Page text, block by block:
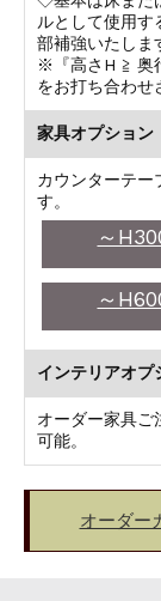
ルとして使用す
部補強いたしま
※『高さH ≧ 奥
をお打ち合わせ
家具オプション
カウンターテー
す。
～
～
インテリアオプ
オーダー家具ご
可能。
オーダー